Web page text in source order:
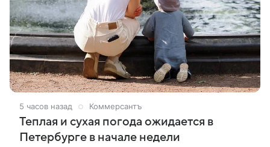
5 часов назад Коммерсантъ
Теплая и сухая погода ожидается в
Петербурге в начале недели